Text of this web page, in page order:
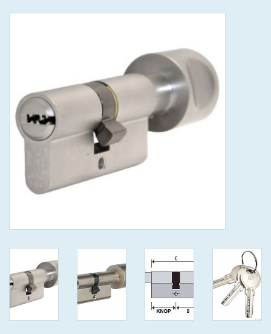
IEDERE GEWENSTE MAAT MET
S2 CILINDERSLOTEN IN IEDERE
GEWENSTE MAAT MET
KEERSLEUTEL
(GAATJES)VEILIGE
GENUMMERDE SLEUTELS
ISEO F 6 EXTRA S
VEILIGE SLEUTELS SKG***
ISEO F 6 EXTRA S
ANTIKERNTREK IN IEDERE